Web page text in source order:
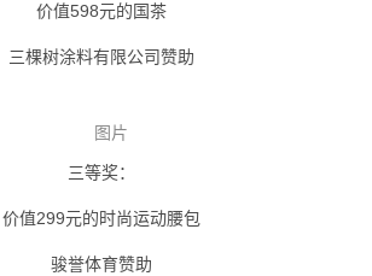
价值598元的国茶
三棵树涂料有限公司赞助
三等奖：
价值299元的时尚运动腰包
骏誉体育赞助